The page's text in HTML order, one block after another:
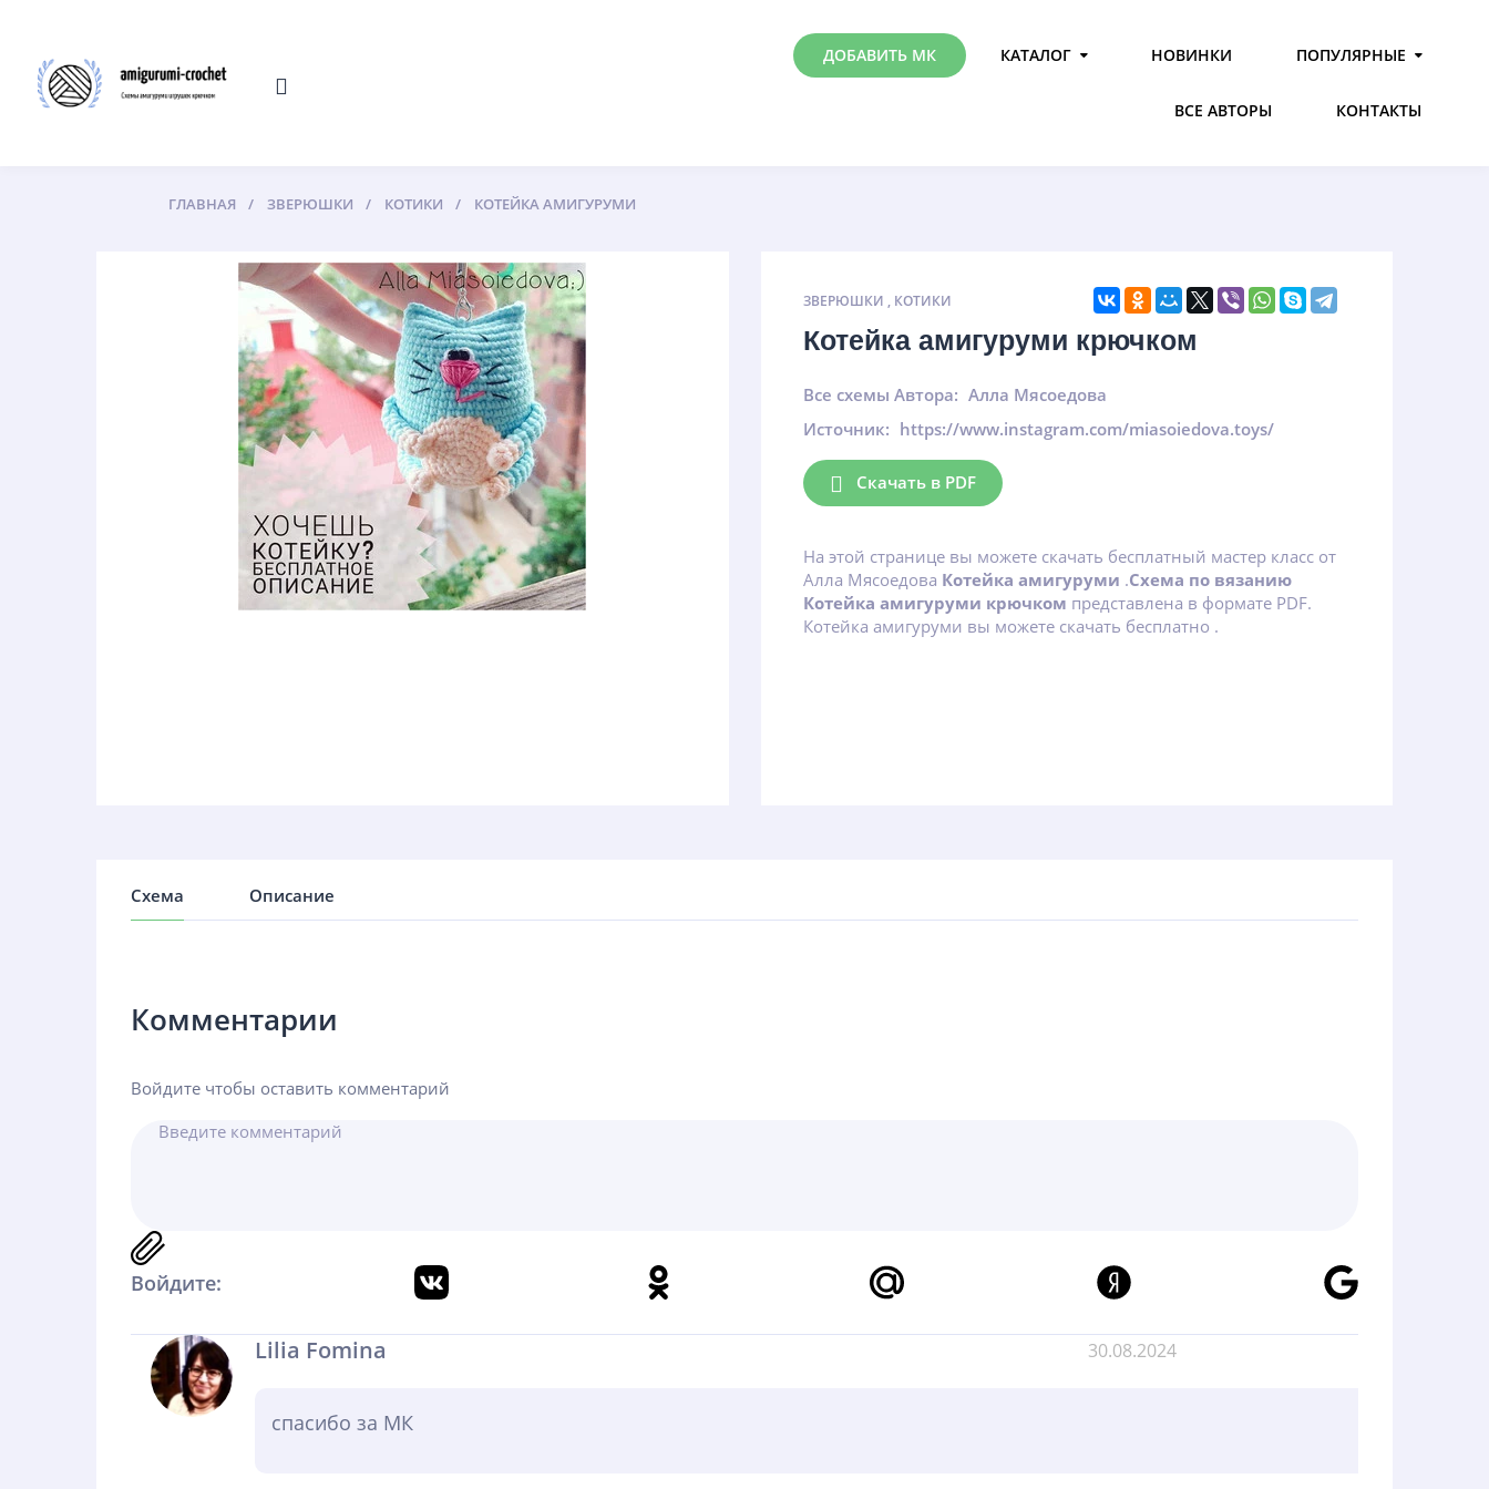
ДОБАВИТЬ МК КАТАЛОГ НОВИНКИ ПОПУЛЯРНЫЕ
ВСЕ АВТОРЫ КОНТАКТЫ
ГЛАВНАЯ ЗВЕРЮШКИ КОТИКИ КОТЕЙКА АМИГУРУМИ
ЗВЕРЮШКИ , КОТИКИ
Котейка амигуруми крючком
Все схемы Автора: Алла Мясоедова
Источник: https://www.instagram.com/miasoiedova.toys/
Скачать в PDF
На этой странице вы можете скачать бесплатный мастер класс от
Алла Мясоедова Котейка амигуруми .Схема по вязанию
Котейка амигуруми крючком представлена в формате PDF.
Котейка амигуруми вы можете скачать бесплатно .
Схема Описание
Комментарии
Войдите чтобы оставить комментарий
Войдите:
Lilia Fomina 30.08.2024
спасибо за МК